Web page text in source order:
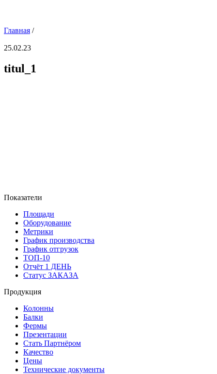
Главная /
25.02.23
titul_1
Показатели
Площади
Оборудование
Метрики
График производства
График отгрузок
ТОП-10
Отчёт 1 ДЕНЬ
Статус ЗАКАЗА
Продукция
Колонны
Балки
Фермы
Презентации
Стать Партнёром
Качество
Цены
Технические документы